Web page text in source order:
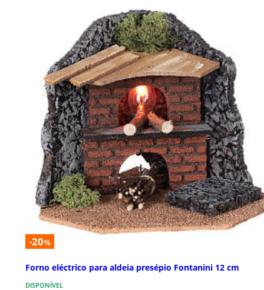
-20%
Forno eléctrico para aldeia presépio Fontanini 12 cm
DISPONÍVEL